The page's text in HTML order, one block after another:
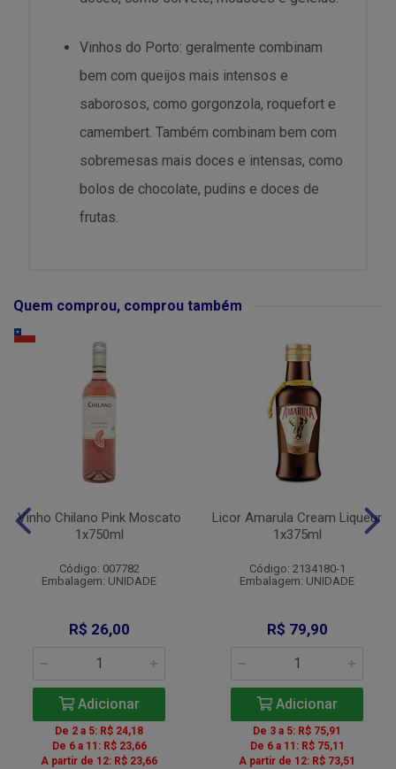
Vinhos do Porto: geralmente combinam
bem com queijos mais intensos e
saborosos, como gorgonzola, roquefort e
camembert. Também combinam bem com
sobremesas mais doces e intensas, como
bolos de chocolate, pudins e doces de
frutas.
Quem comprou, comprou também
Vinho Chilano Pink Moscato
1x750ml
Código: 007782
Embalagem: UNIDADE
R$ 26,00
Adicionar
De 2 a 5: R$ 24,18
De 6 a 11: R$ 23,66
A partir de 12: R$ 23,66
Licor Amarula Cream Liqueur
1x375ml
Código: 2134180-1
Embalagem: UNIDADE
R$ 79,90
Adicionar
De 3 a 5: R$ 75,91
De 6 a 11: R$ 75,11
A partir de 12: R$ 73,51